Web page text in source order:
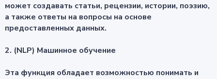
может создавать статьи, рецензии, истории, поэзию,
а также ответы на вопросы на основе
предоставленных данных.
2. (NLP) Машинное обучение
Эта функция обладает возможностью понимать и